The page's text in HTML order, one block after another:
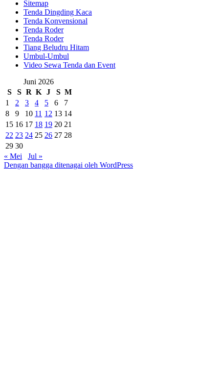
Sitemap
Tenda Dingding Kaca
Tenda Konvensional
Tenda Roder
Tenda Roder
Tiang Beludru Hitam
Umbul-Umbul
Video Sewa Tenda dan Event
Juni 2026
S
S R K J S M
1
2 3 4 5 6
7
8
9 10 11 12 13 14
15 16 17 18 19 20 21
22 23 24 25 26 27 28
29 30
« Mei
Jul »
Dengan bangga ditenagai oleh WordPress